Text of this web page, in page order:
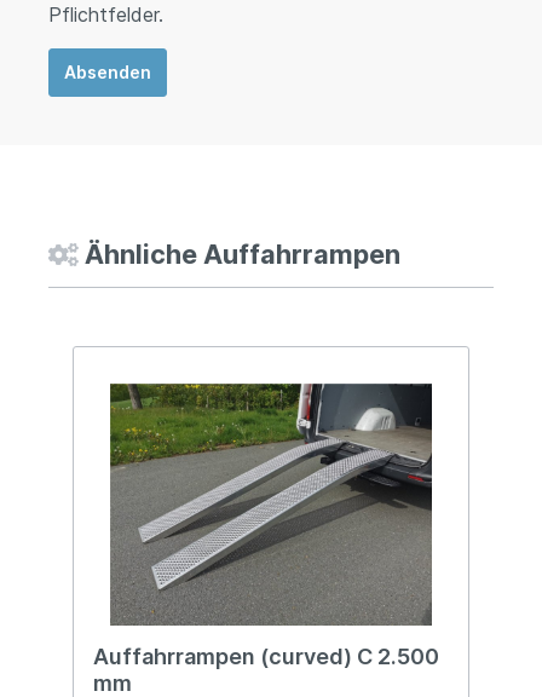
Pflichtfelder.
Absenden
Ähnliche Auffahrrampen
Auffahrrampen (curved) C 2.500
mm